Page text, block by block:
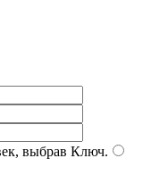
выбрав Ключ.